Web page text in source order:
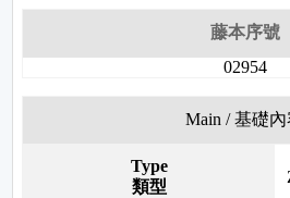
藤本序號
02954
Main / 基礎內
Type
類型